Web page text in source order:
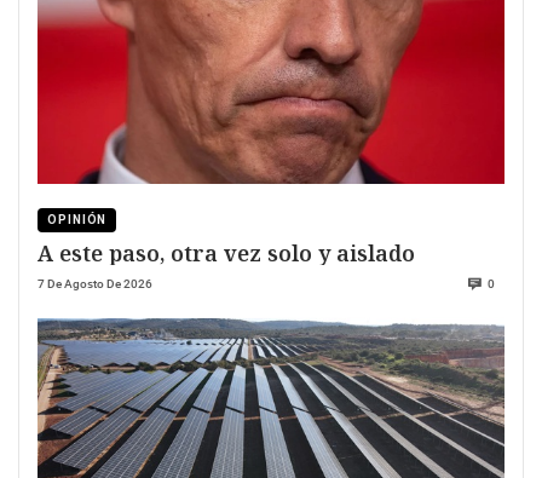
OPINIÓN
A este paso, otra vez solo y aislado
7 De Agosto De 2026 0